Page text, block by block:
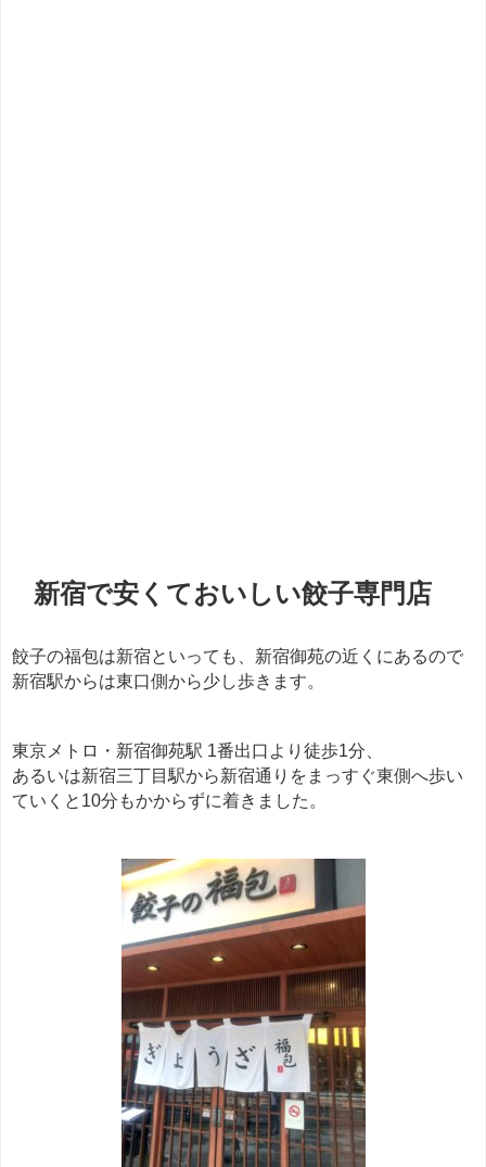
新宿で安くておいしい餃子専門店
餃子の福包は新宿といっても、新宿御苑の近くにあるので
新宿駅からは東口側から少し歩きます。
東京メトロ・新宿御苑駅 1番出口より徒歩1分、
あるいは新宿三丁目駅から新宿通りをまっすぐ東側へ歩い
ていくと10分もかからずに着きました。